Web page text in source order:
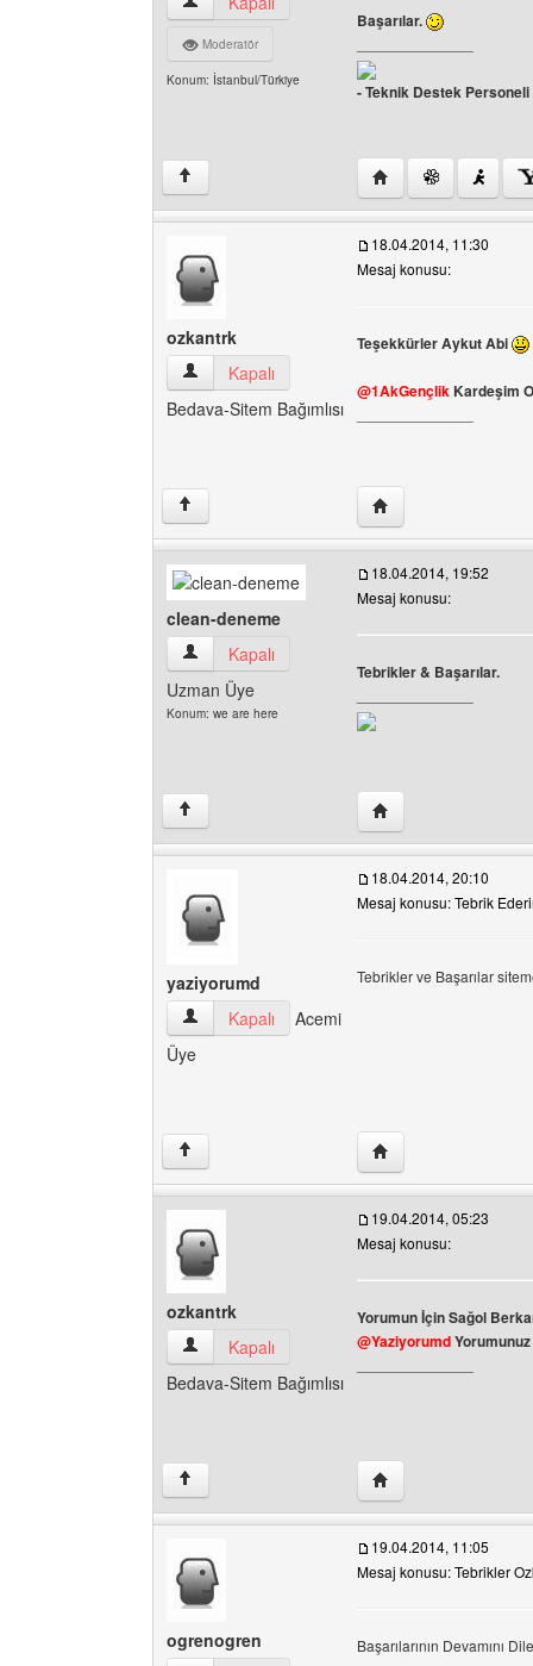
Moderatör
Konum: İstanbul/Türkiye
Başarılar.
- Teknik Destek Personeli
↑ Yazarın web sitesini
ozkantrk
ozkantrk Kullanıcının profilini görüntüle
Kapalı
Bedava-Sitem Bağımlısı
18.04.2014, 11:30
Mesaj konusu:
Teşekkürler Aykut Abi
@1AkGençlikKardeşim
↑ Yazarın web sitesini
clean-deneme
clean-deneme Kullanıcının profilini görüntüle
Kapalı
Uzman Üye
Konum: we are here
18.04.2014, 19:52
Mesaj konusu:
Tebrikler & Başarılar.
↑ Yazarın web sitesini
yaziyorumd
yaziyorumd Kullanıcının profilini görüntüle
Kapalı
Acemi
Üye
18.04.2014, 20:10
Mesaj konusu: Tebrik
Tebrikler ve Başarılar
↑ Yazarın web sitesini
ozkantrk
ozkantrk Kullanıcının profilini görüntüle
Kapalı
Bedava-Sitem Bağımlısı
19.04.2014, 05:23
Mesaj konusu:
Yorumun İçin Sağol
@Yaziyorumd
↑ Yazarın web sitesini
ogrenogren
19.04.2014, 11:05
Mesaj konusu: Tebrikler
Başarılarının Devamını